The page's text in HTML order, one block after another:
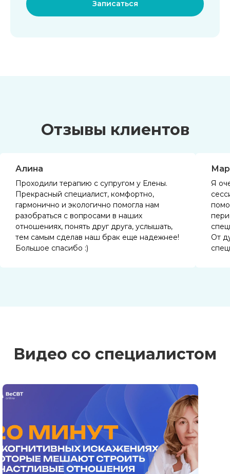
Записаться
Отзывы клиентов
Алина
Проходили терапию с супругом у Елены.
Прекрасный специалист, комфортно,
гармонично и экологично помогла нам
разобраться с вопросами в наших
отношениях, понять друг друга, услышать,
тем самым сделав наш брак еще надежнее!
Большое спасибо :)
Я
От
Видео со специалистом